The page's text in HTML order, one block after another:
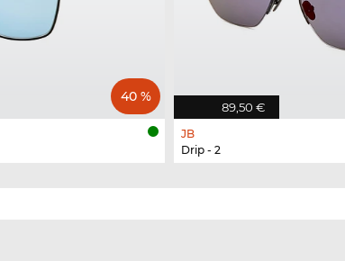
40 %
89,50 €
JB
Drip - 2